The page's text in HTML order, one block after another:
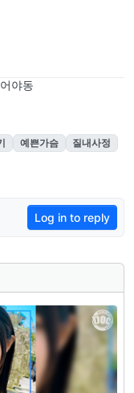
야동
예쁜가슴
질내사정
Log in to reply